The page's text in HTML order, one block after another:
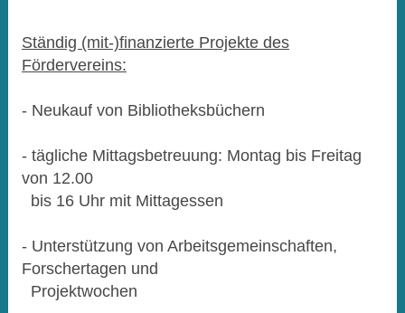
Ständig (mit-)finanzierte Projekte des
Fördervereins:
- Neukauf von Bibliotheksbüchern
- tägliche Mittagsbetreuung: Montag bis Freitag
von 12.00
bis 16 Uhr mit Mittagessen
- Unterstützung von Arbeitsgemeinschaften,
Forschertagen und
Projektwochen